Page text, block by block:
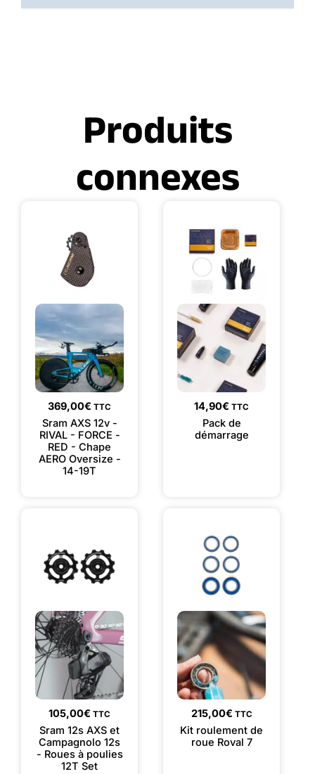
Produits
connexes
369,00€ TTC
Sram AXS 12v -
RIVAL - FORCE -
RED - Chape
AERO Oversize -
14-19T
14,90€ TTC
Pack de
démarrage
105,00€ TTC
Sram 12s AXS et
Campagnolo 12s
- Roues à poulies
12T Set
215,00€ TTC
Kit roulement de
roue Roval 7